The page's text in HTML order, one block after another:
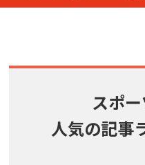
スポ
人気の記事